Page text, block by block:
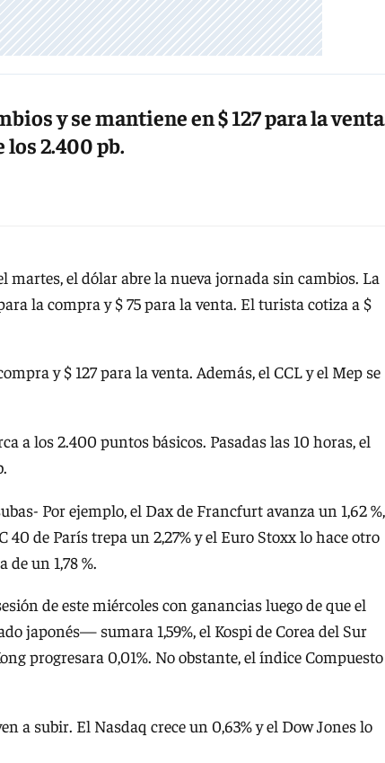
y se mantiene en $ 127 para la
los 2.400 pb.
martes, el dólar abre la nueva jornada sin cambios. La
la compra y $ 75 para la venta. El turista cotiza a $
y $ 127 para la venta. Además, el CCL y el Mep se
a los 2.400 puntos básicos. Pasadas las 10 horas, el
Por ejemplo, el Dax de Francfurt avanza un 1,62
40 de París trepa un 2,27% y el Euro Stoxx lo hace otro
un 1,78 %.
de este miércoles con ganancias luego de que el
japonés— sumara 1,59%, el Kospi de Corea del Sur
progresara 0,01%. No obstante, el índice
a subir. El Nasdaq crece un 0,63% y el Dow Jones lo